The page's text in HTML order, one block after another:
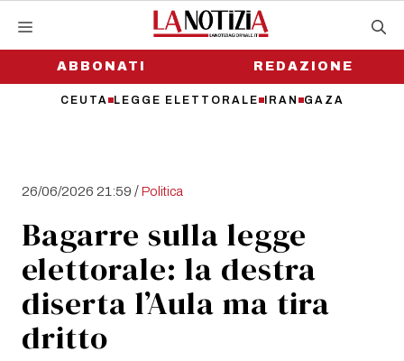
contenutoABBONATI
CEUTA LEGGE ELETTORALE IRAN GAZA
REDAZIONE
26/06/2026 21:59 /Politica
Bagarre sulla legge
elettorale: la destra
diserta l’Aula ma tira
dritto